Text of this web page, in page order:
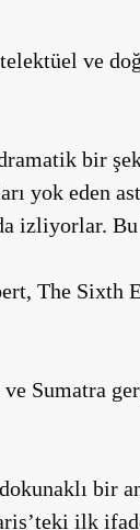
ve
bir
yok eden
izliyorlar.
The Sixth
Sumatra
bir
ilk